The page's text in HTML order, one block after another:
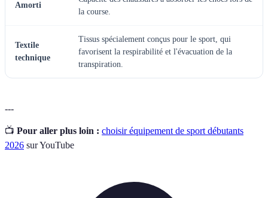
Amorti
la course.
Textile
technique
Tissus spécialement conçus pour le sport, qui
favorisent la respirabilité et l'évacuation de la
transpiration.
---
📺 Pour aller plus loin : choisir équipement de sport débutants
2026 sur YouTube